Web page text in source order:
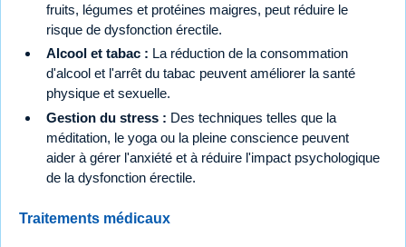
fruits, légumes et protéines maigres, peut réduire le
risque de dysfonction érectile.
Alcool et tabac : La réduction de la consommation
d'alcool et l'arrêt du tabac peuvent améliorer la santé
physique et sexuelle.
Gestion du stress : Des techniques telles que la
méditation, le yoga ou la pleine conscience peuvent
aider à gérer l'anxiété et à réduire l'impact psychologique
de la dysfonction érectile.
Traitements médicaux